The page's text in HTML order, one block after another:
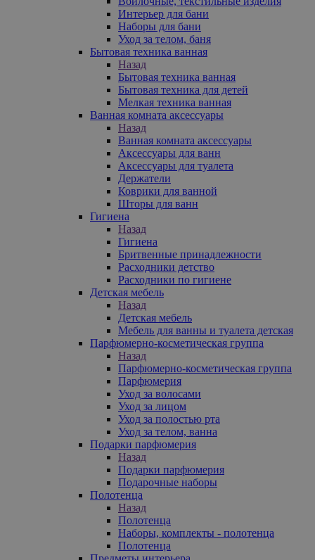
Интерьер для бани
Наборы для бани
Уход за телом, баня
Бытовая техника ванная
Назад
Бытовая техника ванная
Бытовая техника для детей
Мелкая техника ванная
Ванная комната аксессуары
Назад
Ванная комната аксессуары
Аксессуары для ванн
Аксессуары для туалета
Держатели
Коврики для ванной
Шторы для ванн
Гигиена
Назад
Гигиена
Бритвенные принадлежности
Расходники детство
Расходники по гигиене
Детская мебель
Назад
Детская мебель
Мебель для ванны и туалета детская
Парфюмерно-косметическая группа
Назад
Парфюмерно-косметическая группа
Парфюмерия
Уход за волосами
Уход за лицом
Уход за полостью рта
Уход за телом, ванна
Подарки парфюмерия
Назад
Подарки парфюмерия
Подарочные наборы
Полотенца
Назад
Полотенца
Наборы, комплекты - полотенца
Полотенца